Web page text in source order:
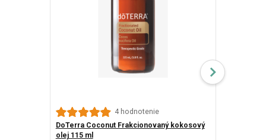
4 hodnotenie
DoTerra Coconut Frakcionovaný kokosový
olej 115 ml